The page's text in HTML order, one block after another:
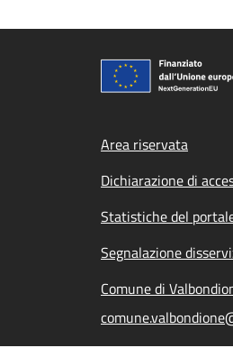
Footer
Area riservata
Dichiarazione di
Statistiche del
Segnalazione
Comune di